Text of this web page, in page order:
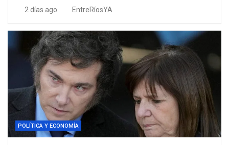
2 días ago EntreRíosYA
POLÍTICA Y ECONOMÍA